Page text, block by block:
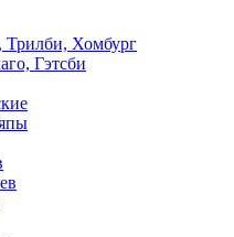
Хомбург
Гэтсби